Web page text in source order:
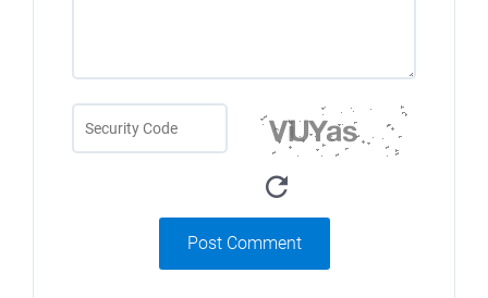
Post Comment